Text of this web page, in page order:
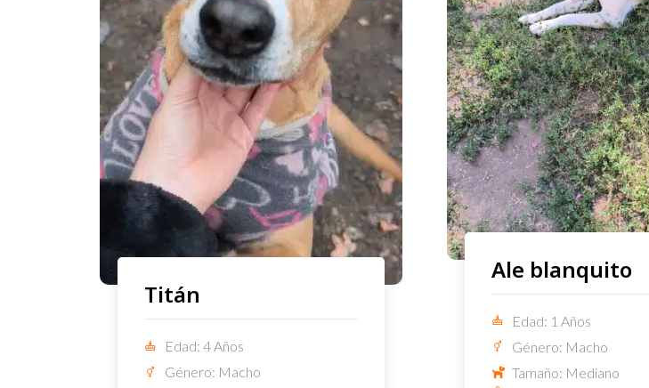
Titán
Edad: 4 Años
Género: Macho
Ale blanquito
Edad: 1 Años
Género: Macho
Tamaño: Mediano